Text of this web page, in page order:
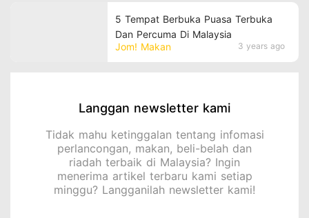
Jom! Makan 3 years ago
5 Tempat Berbuka Puasa Terbuka
Dan Percuma Di Malaysia
Langgan newsletter kami
Tidak mahu ketinggalan tentang infomasi
perlancongan, makan, beli-belah dan
riadah terbaik di Malaysia? Ingin
menerima artikel terbaru kami setiap
minggu? Langganilah newsletter kami!